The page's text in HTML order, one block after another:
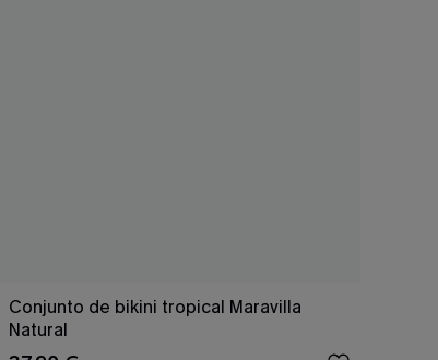
Conjunto de bikini tropical Maravilla
Natural